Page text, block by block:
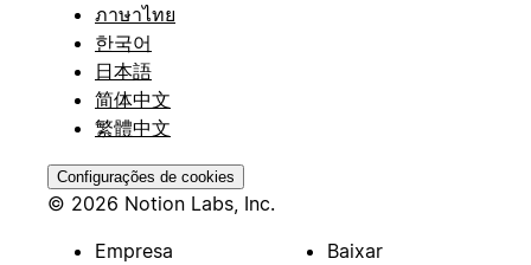
ภาษาไทย
한국어
日本語
简体中文
繁體中文
Configurações de cookies
© 2026 Notion Labs, Inc.
Empresa
Baixar